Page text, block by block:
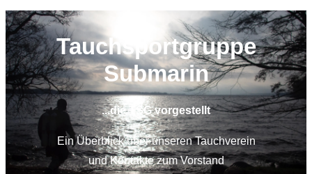
Tauchsportgruppe
Submarin
...die TSG vorgestellt
Ein Überblick über unseren Tauchverein
und Kontakte zum Vorstand